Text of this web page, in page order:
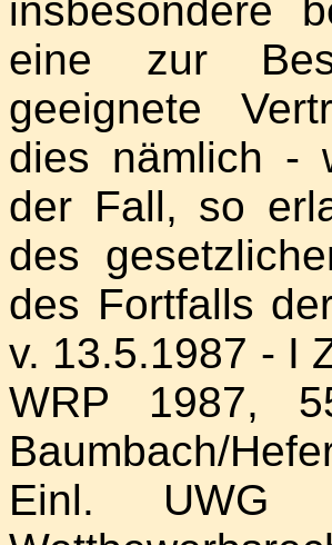
insbesondere
eine zur
geeignete
dies nämlich -
der Fall, so
des
des Fortfalls
v. 13.5.1987 - I
WRP 1987,
Baumbach/
Einl. UWG